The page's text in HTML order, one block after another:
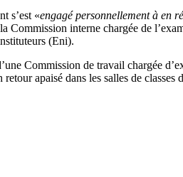
s’est «engagé personnellement à en
interne chargée de
(Eni).
Commission de travail chargée
apaisé dans les salles de classes